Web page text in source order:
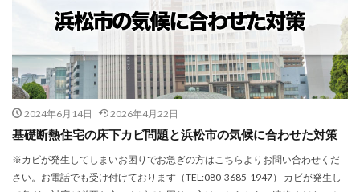
2024年6月14日 2026年4月22日
基礎断熱住宅の床下カビ問題と浜松市の気候に合わせた対策
※カビが発生してしまいお困りでお急ぎの方はこちらよりお問い合わせくだ
さい。お電話でも受け付けております（TEL:080-3685-1947） カビが発生し